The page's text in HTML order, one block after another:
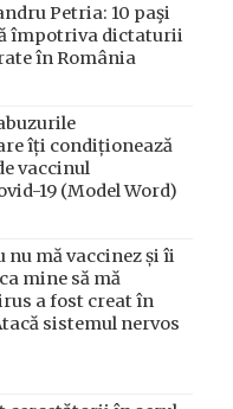
Petria: 10 paşi
împotriva dictaturii
în România
îți condiționează
vaccinul
19 (Model Word)
nu mă vaccinez și îi
mine să mă
a fost creat în
sistemul nervos